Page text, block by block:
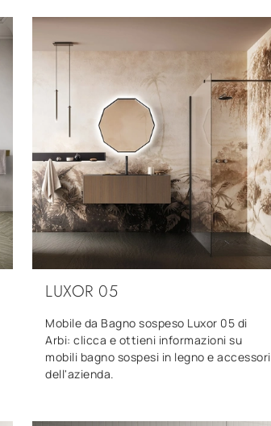
LUXOR 05
Mobile da Bagno sospeso Luxor 05 di
Arbi: clicca e ottieni informazioni su
mobili bagno sospesi in legno e accessori
dell'azienda.